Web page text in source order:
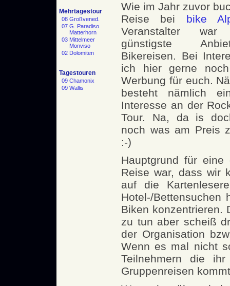
Mehrtagestour
08 Großvened.
07 G. Paradiso
Matterhorn
03 Mittelmeer
Monviso
02 Dolomiten
Tagestouren
09 Chamonix
09 Wallis
Wie im Jahr zuvor
Reise bei bike
Veranstalter
günstigste
Bikereisen. Bei
ich hier gerne
Werbung für euch.
besteht nämlich
Interesse an der
Tour. Na, da is
noch was am Preis
:-)
Hauptgrund für eine
Reise war, dass wir
auf die
Hotel-/
Biken konzentrieren.
zu tun aber scheiß
der Organisation
Wenn es mal nicht
Teilnehmern die
Gruppenreisen